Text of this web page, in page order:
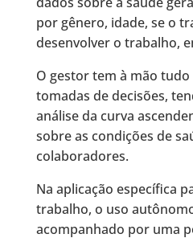
por gênero, idade, se o
desenvolver o trabalho,
O gestor tem à mão
tomadas de decisões,
análise da curva
sobre as condições de
colaboradores.
Na aplicação específica
trabalho, o uso
acompanhado por uma